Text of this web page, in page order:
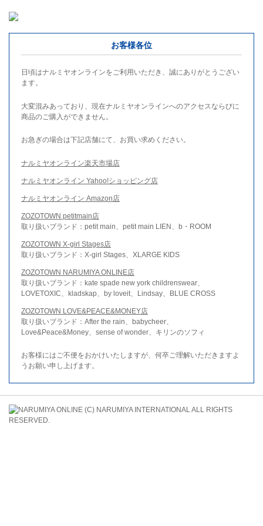
お客様各位
日頃はナルミヤオンラインをご利用いただき、誠にありがとうござい
ます。
大変混みあっており、現在ナルミヤオンラインへのアクセスならびに
商品のご購入ができません。
お急ぎの場合は下記店舗にて、お買い求めください。
ナルミヤオンライン楽天市場店
ナルミヤオンライン Yahoo!ショッピング店
ナルミヤオンライン Amazon店
ZOZOTOWN petitmain店
取り扱いブランド：petit main、petit main LIEN、b・ROOM
ZOZOTOWN X-girl Stages店
取り扱いブランド：X-girl Stages、XLARGE KIDS
ZOZOTOWN NARUMIYA ONLINE店
取り扱いブランド：kate spade new york childrenswear、
LOVETOXIC、kladskap、by loveit、Lindsay、BLUE CROSS
ZOZOTOWN LOVE&PEACE&MONEY店
取り扱いブランド：After the rain、babycheer、
Love&Peace&Money、sense of wonder、キリンのソフィ
お客様にはご不便をおかけいたしますが、何卒ご理解いただきますよ
うお願い申し上げます。